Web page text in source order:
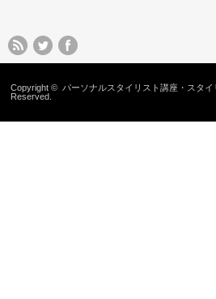
Copyright © パーソナルスタイリスト講座・スタ
Reserved.